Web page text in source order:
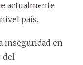
actualmente
país.
inseguridad en
del